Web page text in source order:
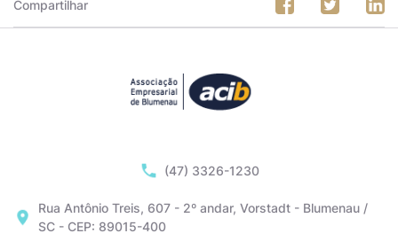
Compartilhar
(47) 3326-1230
Rua Antônio Treis, 607 - 2º andar, Vorstadt - Blumenau /
SC - CEP: 89015-400